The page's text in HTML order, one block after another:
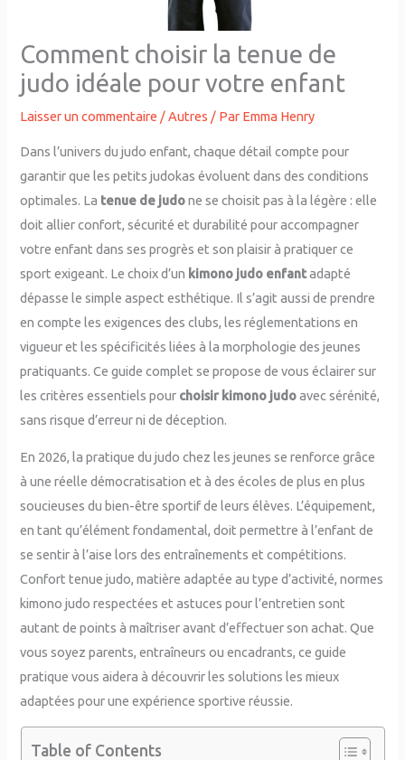
Comment choisir la tenue de
judo idéale pour votre enfant
Laisser un commentaire /Autres / Par Emma Henry
Dans l’univers du judo enfant, chaque détail compte pour
garantir que les petits judokas évoluent dans des conditions
optimales. La tenue de judone se choisit pas à la légère : elle
doit allier confort, sécurité et durabilité pour accompagner
votre enfant dans ses progrès et son plaisir à pratiquer ce
sport exigeant. Le choix d’un kimono judo enfantadapté
dépasse le simple aspect esthétique. Il s’agit aussi de prendre
en compte les exigences des clubs, les réglementations en
vigueur et les spécificités liées à la morphologie des jeunes
pratiquants. Ce guide complet se propose de vous éclairer sur
les critères essentiels pour choisir kimono judoavec sérénité,
sans risque d’erreur ni de déception.
En 2026, la pratique du judo chez les jeunes se renforce grâce
à une réelle démocratisation et à des écoles de plus en plus
soucieuses du bien-être sportif de leurs élèves. L’équipement,
en tant qu’élément fondamental, doit permettre à l’enfant de
se sentir à l’aise lors des entraînements et compétitions.
Confort tenue judo, matière adaptée au type d’activité, normes
kimono judo respectées et astuces pour l’entretien sont
autant de points à maîtriser avant d’effectuer son achat. Que
vous soyez parents, entraîneurs ou encadrants, ce guide
pratique vous aidera à découvrir les solutions les mieux
adaptées pour une expérience sportive réussie.
Table of Contents